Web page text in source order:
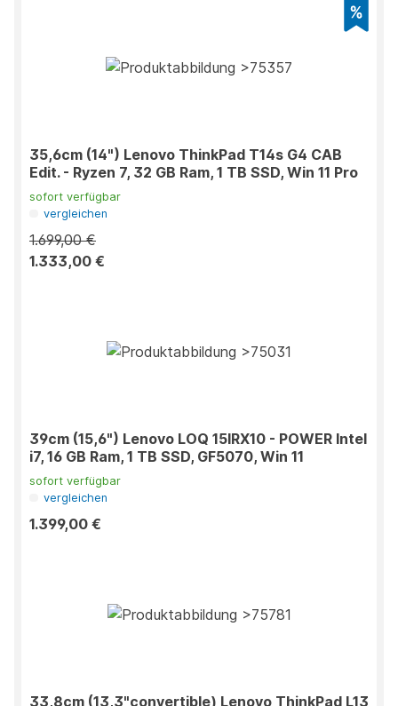
35,6cm (14") Lenovo ThinkPad T14s G4 CAB
Edit. - Ryzen 7, 32 GB Ram, 1 TB SSD, Win 11 Pro
sofort verfügbar
vergleichen
1.699,00 €
1.333,00 €
39cm (15,6") Lenovo LOQ 15IRX10 - POWER Intel
i7, 16 GB Ram, 1 TB SSD, GF5070, Win 11
sofort verfügbar
vergleichen
1.399,00 €
33,8cm (13,3"convertible) Lenovo ThinkPad L13